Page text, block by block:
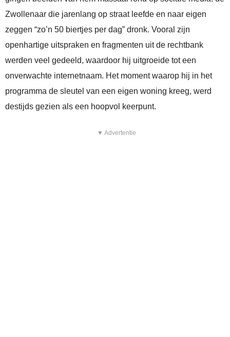
Zwollenaar die jarenlang op straat leefde en naar eigen
zeggen “zo’n 50 biertjes per dag” dronk. Vooral zijn
openhartige uitspraken en fragmenten uit de rechtbank
werden veel gedeeld, waardoor hij uitgroeide tot een
onverwachte internetnaam. Het moment waarop hij in het
programma de sleutel van een eigen woning kreeg, werd
destijds gezien als een hoopvol keerpunt.
▼ Advertentie